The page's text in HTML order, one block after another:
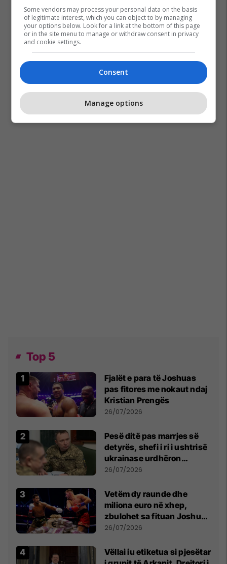
Top 5
Fjalët e para të Joshuas
pas fitores me nokaut ndaj
Kristian Prengës
26/07/2026
Pesë ditë pas marrjes së
detyrës, shefi i ri i ushtrisë
ukrainase urdhëron
kontroll të madh
26/07/2026
Vetëm dy raunde dhe
miliona euro në xhep,
zbulohet sa fituan Joshua
e Prenga
26/07/2026
Vëllai iu etiketua si pjesëtar
Some vendors may process your personal data on the basis
of legitimate interest, which you can object to by managing
your options below. Look for a link at the bottom of this page
or in the site menu to manage or withdraw consent in privacy
and cookie settings.
Consent
Manage options